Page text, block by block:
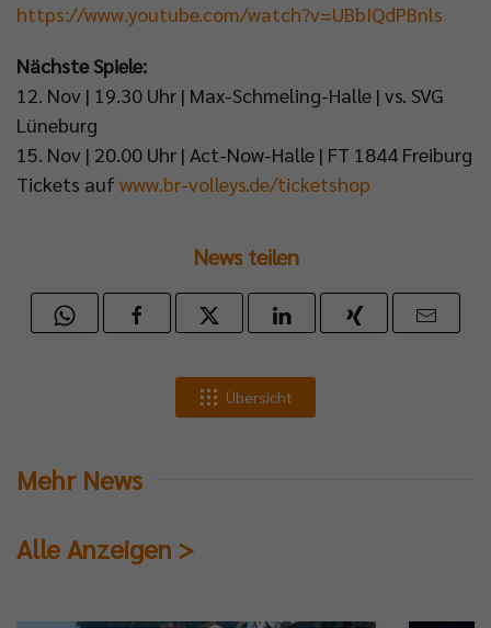
https://www.youtube.com/watch?v=UBbIQdPBnls
Nächste Spiele:
12. Nov | 19.30 Uhr | Max-Schmeling-Halle | vs. SVG
Lüneburg
15. Nov | 20.00 Uhr | Act-Now-Halle | FT 1844 Freiburg
Tickets auf www.br-volleys.de/ticketshop
News teilen
Übersicht
Mehr News
Alle Anzeigen >